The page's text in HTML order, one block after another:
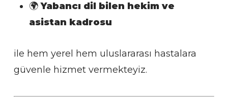
🌍Yabancı dil bilen hekim ve
asistan kadrosu
ile hem yerel hem uluslararası hastalara
güvenle hizmet vermekteyiz.